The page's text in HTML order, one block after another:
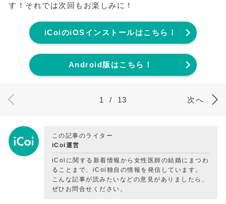
す！それでは次回もお楽しみに！
iCoiのiOSインストールはこちら！
Android版はこちら！
1 / 13 次へ
この記事のライター
iCoi運営
iCoiに関する新着情報から女性医師の結婚にまつわ
ることまで、iCoi独自の情報を発信しています。
こんな記事が読みたいなどの意見がありましたら、
ぜひお問合せください。